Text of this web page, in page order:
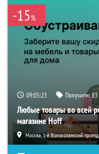
-15%
09:05:22 Получили:83
Любые товары во всей
магазине Hoff
Москва, 1-й Волоколамский